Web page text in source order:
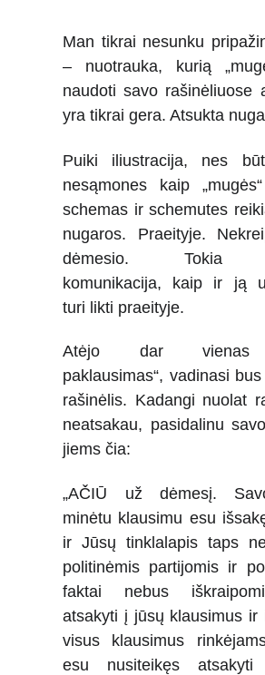
Man tikrai nesunku
– nuotrauka, kurią
naudoti savo rašinėliuose
yra tikrai gera. Atsukta
Puiki iliustracija, nes
nesąmones kaip
schemas ir schemutes
nugaros. Praeityje.
dėmesio. Tokia
komunikacija, kaip ir ją
turi likti praeityje.
Atėjo dar vienas
paklausimas“, vadinasi
rašinėlis. Kadangi nuolat
neatsakau, pasidalinu
jiems čia:
„AČIŪ už dėmesį.
minėtu klausimu esu
ir Jūsų tinklalapis taps
politinėmis partijomis ir
faktai nebus
atsakyti į jūsų klausimus ir
visus klausimus
esu nusiteikęs